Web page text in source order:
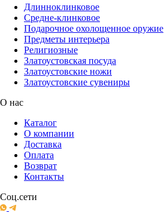
Длинноклинковое
Средне-клинковое
Подарочное охолощенное оружие
Предметы интерьера
Религиозные
Златоустовская посуда
Златоустовские ножи
Златоустовские сувениры
О нас
Каталог
О компании
Доставка
Оплата
Возврат
Контакты
Соц.сети